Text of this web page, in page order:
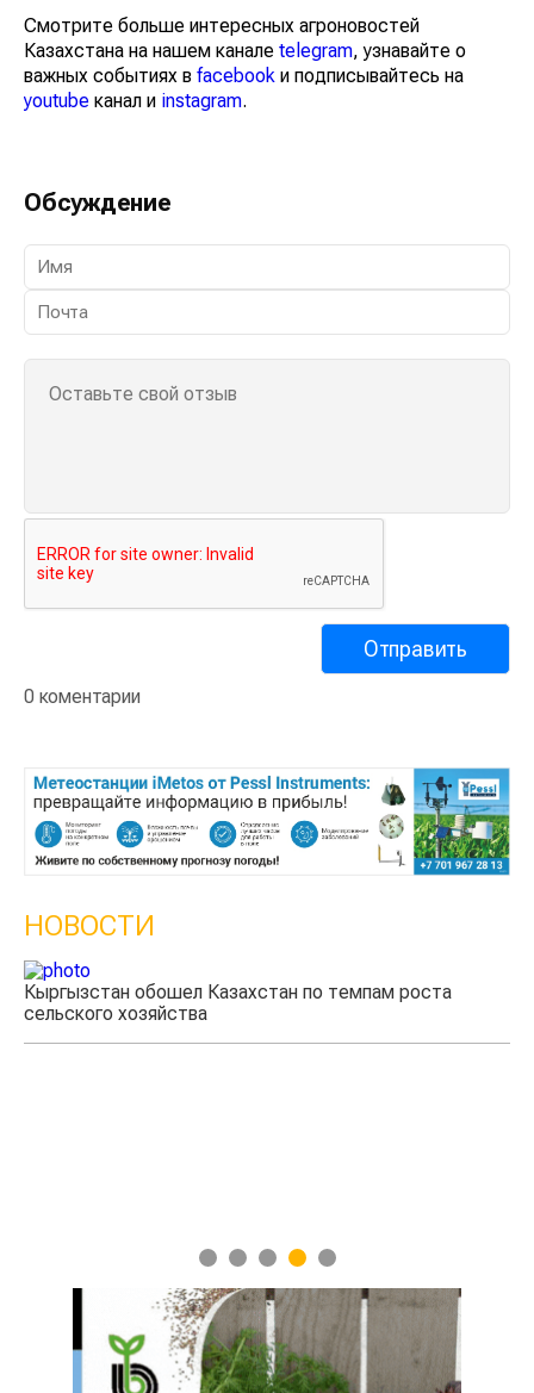
Смотрите больше интересных агроновостей
Казахстана на нашем канале telegram, узнавайте о
важных событиях в facebook и подписывайтесь на
youtube канал и instagram.
Обсуждение
0 коментарии
НОВОСТИ
Кыргызстан обошел Казахстан по темпам роста
сельского хозяйства
1 2 3 4 5